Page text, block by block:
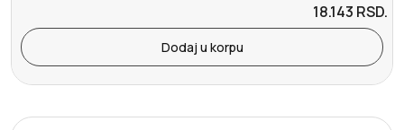
18.143 RSD.
Dodaj u korpu